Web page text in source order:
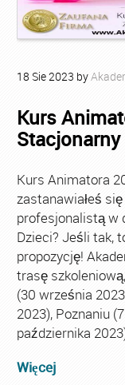
18 Sie2023 by
Kurs
Stacjonarny
Kurs Animatora
zastanawiałeś
profesjonalistą w
Dzieci? Jeśli tak,
propozycję!
trasę
(30 września
2023), Poznaniu
października
Więcej